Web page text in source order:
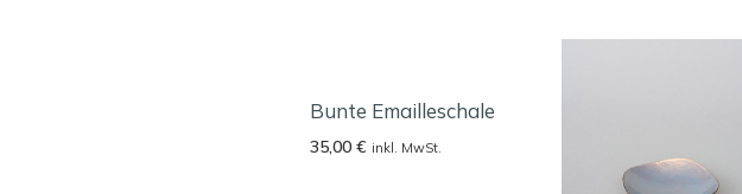
Bunte Emailleschale
35,00€ inkl. MwSt.